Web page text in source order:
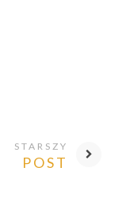
STARSZY
POST